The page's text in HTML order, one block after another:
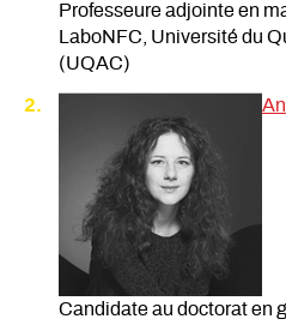
Professeure adjointe en
LaboNFC, Université du
(UQAC)
Candidate au doctorat en